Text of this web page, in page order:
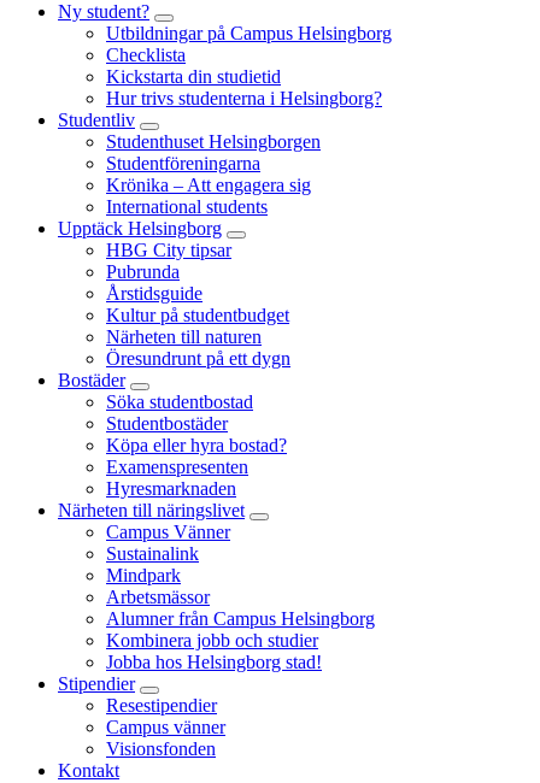
Ny student?
Utbildningar på Campus Helsingborg
Checklista
Kickstarta din studietid
Hur trivs studenterna i Helsingborg?
Studentliv
Studenthuset Helsingborgen
Studentföreningarna
Krönika – Att engagera sig
International students
Upptäck Helsingborg
HBG City tipsar
Pubrunda
Årstidsguide
Kultur på studentbudget
Närheten till naturen
Öresundrunt på ett dygn
Bostäder
Söka studentbostad
Studentbostäder
Köpa eller hyra bostad?
Examenspresenten
Hyresmarknaden
Närheten till näringslivet
Campus Vänner
Sustainalink
Mindpark
Arbetsmässor
Alumner från Campus Helsingborg
Kombinera jobb och studier
Jobba hos Helsingborg stad!
Stipendier
Resestipendier
Campus vänner
Visionsfonden
Kontakt